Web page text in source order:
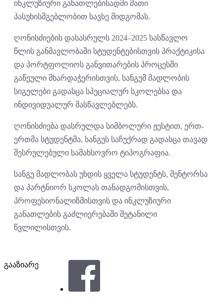
ინკლუზიური განათლებისადმი მათი
პასუხისმგებლობით სავსე მიდგომას.
ღონისძიების დასასრულს 2024–2025 სასწავლო
წლის განმავლობაში სტუდენტებისთვის პრაქტიკისა
და პორტფოლიოს განვითარების პროცესში
გაწეული მხარდაჭერისთვის, სანგუმ მადლობის
სიგელები გადასცა სპეციალურ სკოლებსა და
ინდივიდუალურ მასწავლებლებს.
ღონისძიება დასრულდა სიმბოლური ჟესტით, ერთ-
ერთმა სტუდენტმა, სანგუს საჩუქრად გადასცა თავად
შესრულებული სამახსოვრო ტიპოგრაფია.
სანგუ მადლობას უხდის ყველა სტუდენტს, მენტორსა
და პარტნიორ სკოლას თანადგომისთვის,
პროფესიონალიზმისთვის და ინკლუზიური
განათლების გაძლიერებაში შეტანილი
წვლილისთვის.
გააზიარე